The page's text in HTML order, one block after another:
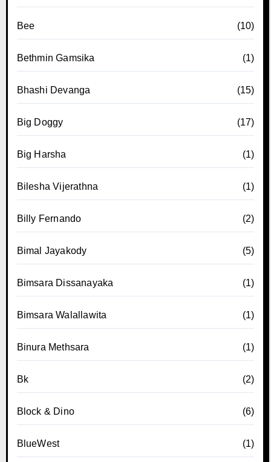
Bee (10)
Bethmin Gamsika (1)
Bhashi Devanga (15)
Big Doggy (17)
Big Harsha (1)
Bilesha Vijerathna (1)
Billy Fernando (2)
Bimal Jayakody (5)
Bimsara Dissanayaka (1)
Bimsara Walallawita (1)
Binura Methsara (1)
Bk (2)
Block & Dino (6)
BlueWest (1)